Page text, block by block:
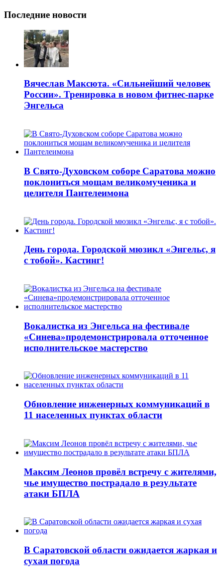
Последние новости
Вячеслав Максюта. «Сильнейший человек
России». Тренировка в новом фитнес-парке
Энгельса
В Свято-Духовском соборе Саратова можно
поклониться мощам великомученика и
целителя Пантелеимона
День города. Городской мюзикл «Энгельс, я
с тобой». Кастинг!
Вокалистка из Энгельса на фестивале
«Синева»продемонстрировала отточенное
исполнительское мастерство
Обновление инженерных коммуникаций в
11 населенных пунктах области
Максим Леонов провёл встречу с жителями,
чье имущество пострадало в результате
атаки БПЛА
В Саратовской области ожидается жаркая и
сухая погода